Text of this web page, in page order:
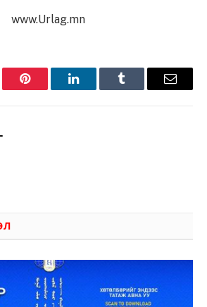
www.Urlag.mn
Pinterest LinkedInTumblr Имэйл